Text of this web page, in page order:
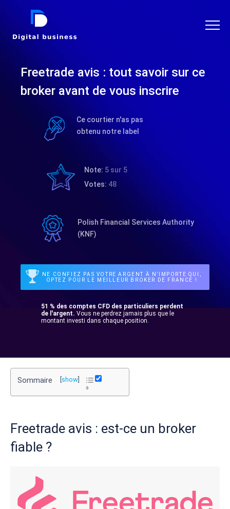
DIGITAL BUSINESS
Freetrade avis : tout savoir sur ce
broker avant de vous inscrire
Ce courtier n'as pas
obtenu notre label
Note: 5 sur 5
Votes: 48
Polish Financial Services Authority
(KNF)
NE CONFIEZ PAS VOTRE ARGENT À N’IMPORTE QUI,
OPTEZ POUR LE MEILLEUR BROKER DE FRANCE !
51 % des comptes CFD des particuliers perdent
de l'argent. Vous ne perdrez jamais plus que le
montant investi dans chaque position.
Sommaire show
Freetrade avis : est-ce un broker
fiable ?